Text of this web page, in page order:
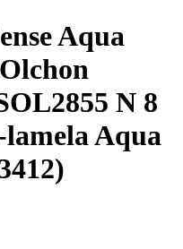
Aqua
N 8
Aqua